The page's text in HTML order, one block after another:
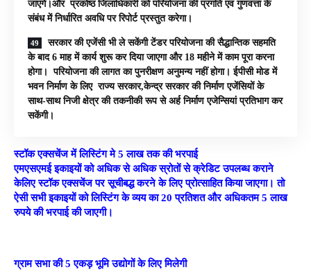
जाएंगे।और प्रकोष्ठ जिलाधिकारी को परियोजना की प्रगति एवं गुणवत्ता के
संबंध में निर्धारित अवधि पर रिपोर्ट प्रस्तुत करेगा।
सरकार की एजेंसी भी ले सकेंगी टेंडर परियोजना की सैद्धान्तिक सहमति
के बाद 6 माह में कार्य शुरू कर दिया जाएगा और 18 महीने में काम पूरा करना
होगा। परियोजना की लागत का पुनरीक्षण अनुमन्य नहीं होगा। ईपीसी मोड में
भवन निर्माण के लिए राज्य सरकार,केन्द्र सरकार की निर्माण एजेंसियों के
साथ-साथ निजी क्षेत्र की तकनीकी रूप से अर्ह निर्माण एजेन्सियां प्रतिभाग कर
सकेंगी।
स्टॉक एक्सचेंज में लिस्टिंगमे 5लाख तक की भरपाई
एमएसएमई इकाइयों को अधिक से अधिक स्रोतों से क्रेडिट उपलब्ध कराने
केलिए स्टॉक एक्सचेंज पर सूचीबद्ध करने के लिए प्रोत्साहित किया जाएगा। तो
ऐसी सभी इकाइयों को लिस्टिंग के व्यय का 20 प्रतिशत और अधिकतम 5 लाख
रुपये की भरपाई की जाएगी।
ग्राम सभा की5एकड़ भूमि उद्योगों के लिए मिलेगी